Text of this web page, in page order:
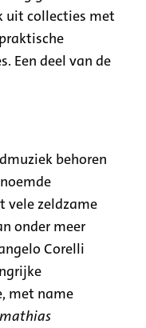
uit collecties met
Een deel van de
behoren
vele zeldzame
onder meer
Corelli
met name